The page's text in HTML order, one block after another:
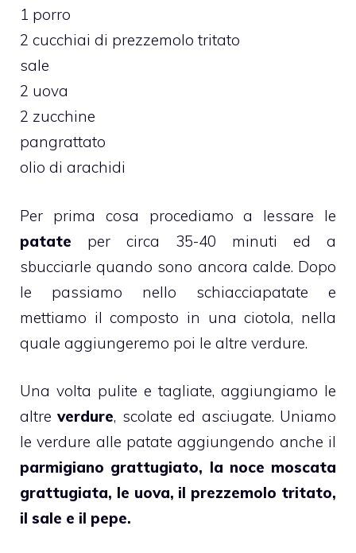
1 porro
2 cucchiai di prezzemolo tritato
sale
2 uova
2 zucchine
pangrattato
olio di arachidi
Per prima cosa procediamo a lessare le
patate per circa 35-40 minuti ed a
sbucciarle quando sono ancora calde. Dopo
le passiamo nello schiacciapatate e
mettiamo il composto in una ciotola, nella
quale aggiungeremo poi le altre verdure.
Una volta pulite e tagliate, aggiungiamo le
altreverdure, scolate ed asciugate. Uniamo
le verdure alle patate aggiungendo anche il
parmigiano grattugiato, la noce moscata
grattugiata, le uova, il prezzemolo tritato,
il sale e il pepe.